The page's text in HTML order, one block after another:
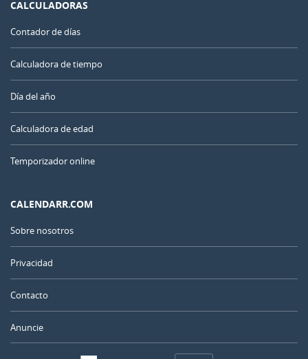
CALCULADORAS
Contador de días
Calculadora de tiempo
Día del año
Calculadora de edad
Temporizador online
CALENDARR.COM
Sobre nosotros
Privacidad
Contacto
Anuncie